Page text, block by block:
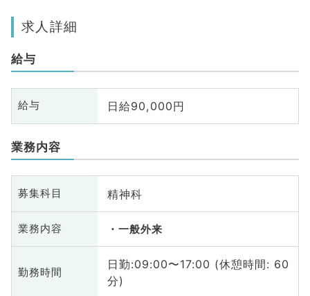
求人詳細
給与
給与 日給90,000円
業務内容
募集科目 精神科
業務内容 一般外来
勤務時間
日勤:09:00〜17:00 (休憩時間: 60
分)